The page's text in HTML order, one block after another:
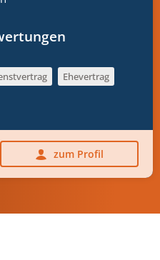
Ehevertrag
zum Profil